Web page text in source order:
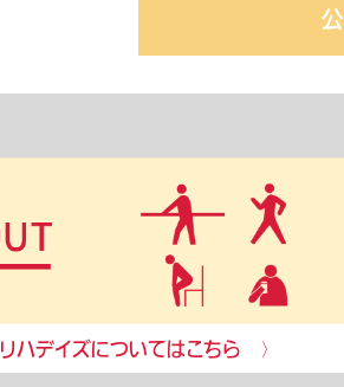
リハデイズについてはこちら